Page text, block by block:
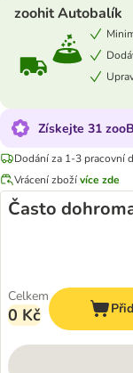
zoohit Autobalík
Získejte 31
Dodání za 1-3 pracovní
Vrácení zbožívíce zde
Často
Celkem
0 Kč